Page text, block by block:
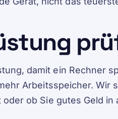
damit ein Rechner
Arbeitsspeicher. Wir
ob Sie gutes Geld in